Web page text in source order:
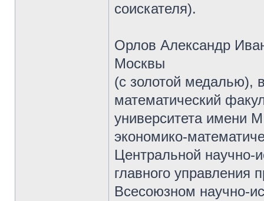
соискателя).
Орлов Александр
Москвы
(с золотой медалью),
математический
университета имени
экономико-
Центральной научно-
главного
Всесоюзном научно-